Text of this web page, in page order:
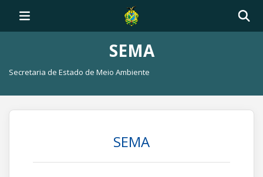
SEMA
Secretaria de Estado de Meio Ambiente
SEMA